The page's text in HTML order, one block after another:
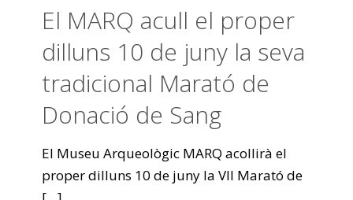
El MARQ acull el proper
dilluns 10 de juny la seva
tradicional Marató de
Donació de Sang
El Museu Arqueològic MARQ acollirà el
proper dilluns 10 de juny la VII Marató de